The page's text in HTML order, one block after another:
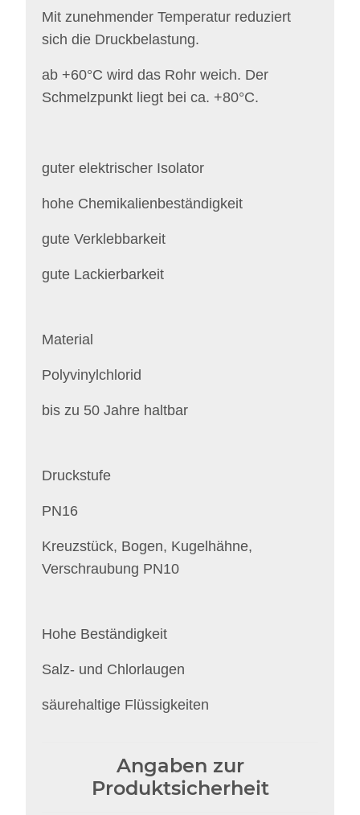
Mit zunehmender Temperatur reduziert
sich die Druckbelastung.
ab +60°C wird das Rohr weich. Der
Schmelzpunkt liegt bei ca. +80°C.
guter elektrischer Isolator
hohe Chemikalienbeständigkeit
gute Verklebbarkeit
gute Lackierbarkeit
Material
Polyvinylchlorid
bis zu 50 Jahre haltbar
Druckstufe
PN16
Kreuzstück, Bogen, Kugelhähne,
Verschraubung PN10
Hohe Beständigkeit
Salz- und Chlorlaugen
säurehaltige Flüssigkeiten
Angaben zur
Produktsicherheit